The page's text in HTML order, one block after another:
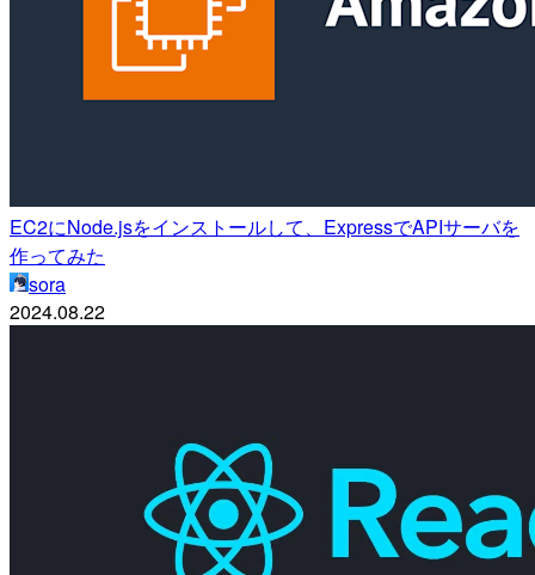
EC2にNode.jsをインストールして、ExpressでAPIサーバを
作ってみた
sora
2024.08.22